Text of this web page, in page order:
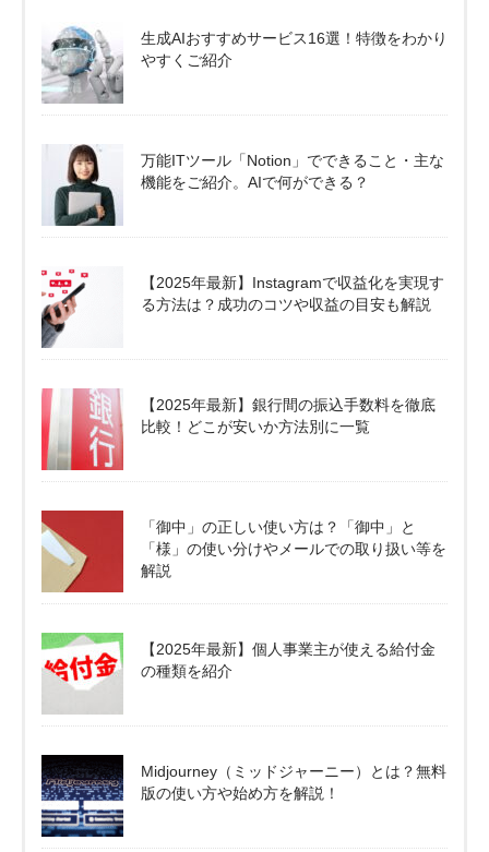
生成AIおすすめサービス16選！特徴をわかり
やすくご紹介
万能ITツール「Notion」でできること・主な
機能をご紹介。AIで何ができる？
【2025年最新】Instagramで収益化を実現す
る方法は？成功のコツや収益の目安も解説
【2025年最新】銀行間の振込手数料を徹底
比較！どこが安いか方法別に一覧
「御中」の正しい使い方は？「御中」と
「様」の使い分けやメールでの取り扱い等を
解説
【2025年最新】個人事業主が使える給付金
の種類を紹介
Midjourney（ミッドジャーニー）とは？無料
版の使い方や始め方を解説！